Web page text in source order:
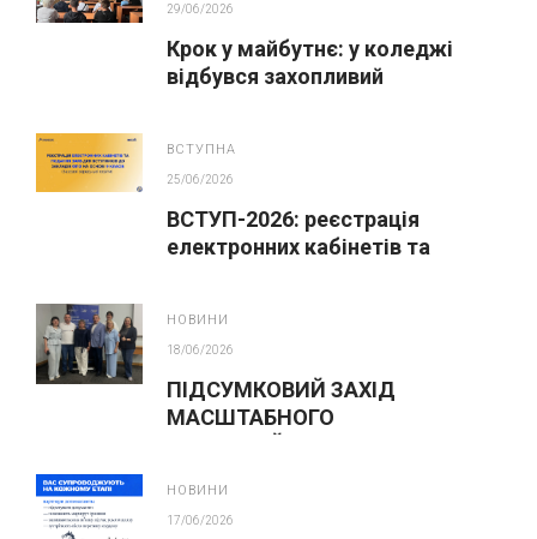
29/06/2026
Крок у майбутнє: у коледжі
відбувся захопливий
ВСТУПНА
25/06/2026
ВСТУП-2026: реєстрація
електронних кабінетів та
НОВИНИ
18/06/2026
ПІДСУМКОВИЙ ЗАХІД
МАСШТАБНОГО
НОВИНИ
17/06/2026